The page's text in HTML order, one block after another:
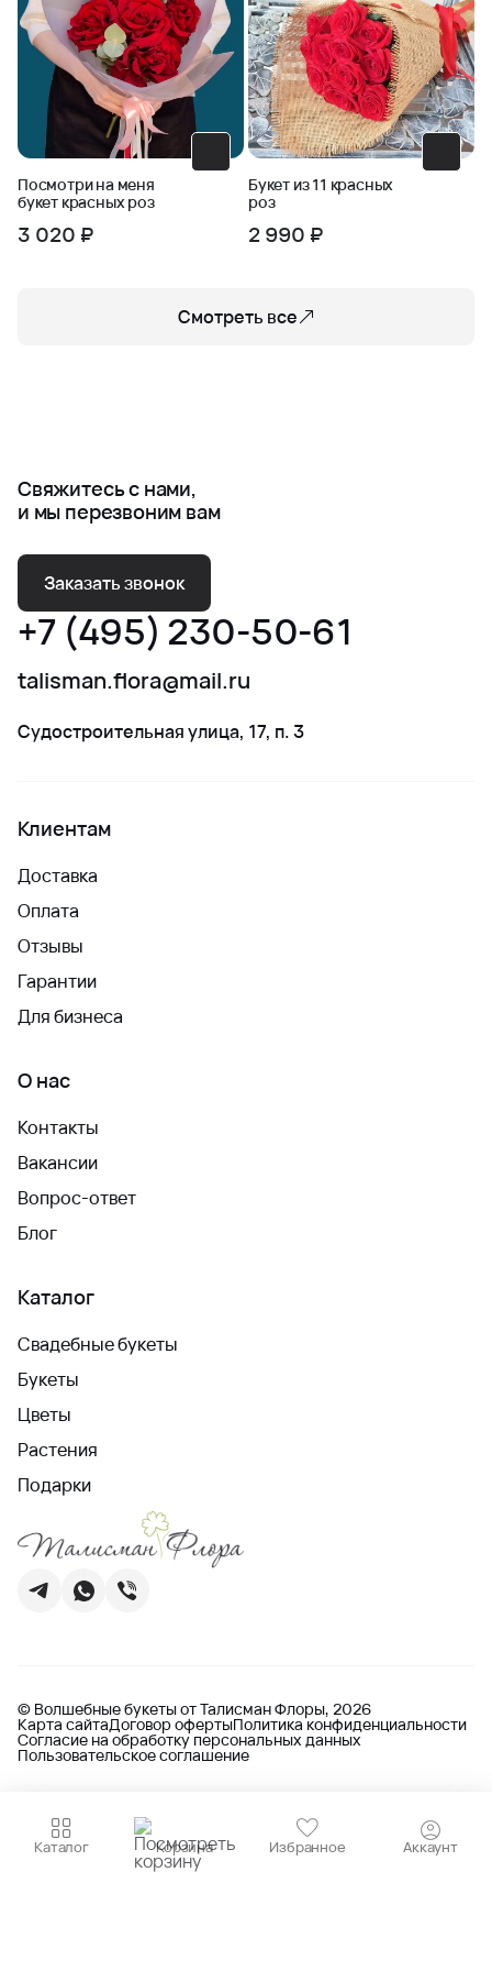
Посмотри на меня
букет красных роз
3 020 ₽
Букет из 11 красных
роз
2 990 ₽
Смотреть все
Каталог Корзина Избранное Аккаунт
Свяжитесь с нами,
и мы перезвоним вам
Заказать звонок
+7 (495) 230-50-61
talisman.flora@mail.ru
Судостроительная улица, 17, п. 3
Клиентам
Доставка
Оплата
Отзывы
Гарантии
Для бизнеса
О нас
Контакты
Вакансии
Вопрос-ответ
Блог
Каталог
Свадебные букеты
Букеты
Цветы
Растения
Подарки
© Волшебные букеты от Талисман Флоры, 2026
Карта сайтаДоговор офертыПолитика конфиденциальности
Согласие на обработку персональных данных
Пользовательское соглашение